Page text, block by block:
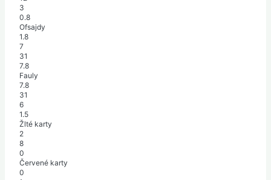
3
0.8
Ofsajdy
1.8
7
31
7.8
Fauly
7.8
31
6
1.5
Žlté karty
2
8
0
Červené karty
0